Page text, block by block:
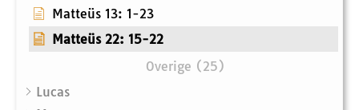
Matteüs 13: 1-23
Matteüs 22: 15-22
Overige (25)
Lucas